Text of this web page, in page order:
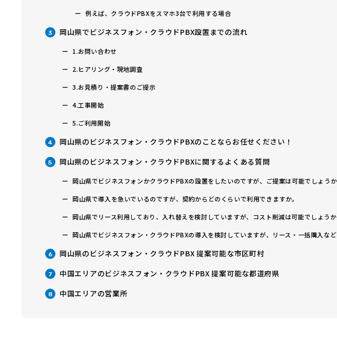
例えば、クラウドPBXをスマホ3台で利用する場合
3 岡山県でビジネスフォン・クラウドPBX設置までの流れ
1.お問い合わせ
2.ヒアリング・現地調査
3.お見積り・提案書のご提示
4.工事開始
5.ご利用開始
4 岡山県のビジネスフォン・クラウドPBXのことならお任せください！
5 岡山県のビジネスフォン・クラウドPBXに関するよくある質問
岡山県でビジネスフォンかクラウドPBXの設置をしたいのですが、ご提案は可能でしょうか
岡山県で導入を急いでいるのですが、契約からどのくらいで利用できますか。
岡山県でリース利用しており、入れ替えを検討していますが、コスト削減は可能でしょうか
岡山県でビジネスフォン・クラウドPBXの導入を検討していますが、リース・一括購入な
6 岡山県のビジネスフォン・クラウドPBX 提案可能な市区町村
7 中国エリアのビジネスフォン・クラウドPBX 提案可能な都道府県
8 中国エリアの営業所